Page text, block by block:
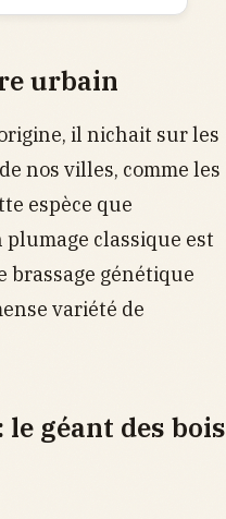
urbain
il nichait sur les
nos villes, comme les
espèce que
plumage classique est
brassage génétique
variété de
géant des bois